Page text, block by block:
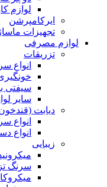
لوازم
ایرکامپرشن
تجهیزات
لوازم مصرفی
تزریقات
انواع
سیفتی
سایر
دیابت
انواع
انواع
زیبایی
سرنگ